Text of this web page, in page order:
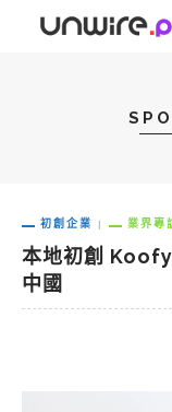
初創企業 業界專
本地初創
中國